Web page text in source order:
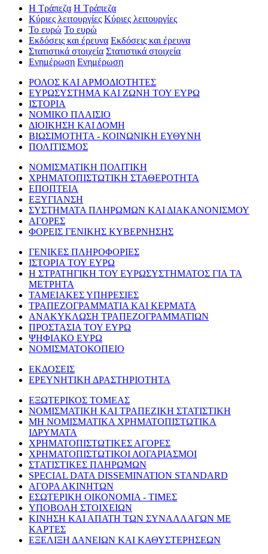
Η Τράπεζα Η Τράπεζα
Κύριες λειτουργίες Κύριες λειτουργίες
Το ευρώ Το ευρώ
Εκδόσεις και έρευνα Εκδόσεις και έρευνα
Στατιστικά στοιχεία Στατιστικά στοιχεία
Ενημέρωση Ενημέρωση
ΡΟΛΟΣ ΚΑΙ ΑΡΜΟΔΙΟΤΗΤΕΣ
ΕΥΡΩΣΥΣΤΗΜΑ ΚΑΙ ΖΩΝΗ ΤΟΥ ΕΥΡΩ
ΙΣΤΟΡΙΑ
ΝΟΜΙΚΟ ΠΛΑΙΣΙΟ
ΔΙΟΙΚΗΣΗ ΚΑΙ ΔΟΜΗ
ΒΙΩΣΙΜΟΤΗΤΑ - ΚΟΙΝΩΝΙΚΗ ΕΥΘΥΝΗ
ΠΟΛΙΤΙΣΜΟΣ
ΝΟΜΙΣΜΑΤΙΚΗ ΠΟΛΙΤΙΚΗ
ΧΡΗΜΑΤΟΠΙΣΤΩΤΙΚΗ ΣΤΑΘΕΡΟΤΗΤΑ
ΕΠΟΠΤΕΙΑ
ΕΞΥΓΙΑΝΣΗ
ΣΥΣΤΗΜΑΤΑ ΠΛΗΡΩΜΩΝ ΚΑΙ ΔΙΑΚΑΝΟΝΙΣΜΟΥ
ΑΓΟΡΕΣ
ΦΟΡΕΙΣ ΓΕΝΙΚΗΣ ΚΥΒΕΡΝΗΣΗΣ
ΓΕΝΙΚΕΣ ΠΛΗΡΟΦΟΡΙΕΣ
ΙΣΤΟΡΙΑ ΤΟΥ ΕΥΡΩ
Η ΣΤΡΑΤΗΓΙΚΗ ΤΟΥ ΕΥΡΩΣΥΣΤΗΜΑΤΟΣ ΓΙΑ ΤΑ
ΜΕΤΡΗΤΑ
ΤΑΜΕΙΑΚΕΣ ΥΠΗΡΕΣΙΕΣ
ΤΡΑΠΕΖΟΓΡΑΜΜΑΤΙΑ ΚΑΙ ΚΕΡΜΑΤΑ
ΑΝΑΚΥΚΛΩΣΗ ΤΡΑΠΕΖΟΓΡΑΜΜΑΤΙΩΝ
ΠΡΟΣΤΑΣΙΑ ΤΟΥ ΕΥΡΩ
ΨΗΦΙΑΚΟ ΕΥΡΩ
ΝΟΜΙΣΜΑΤΟΚΟΠΕΙΟ
ΕΚΔΟΣΕΙΣ
ΕΡΕΥΝΗΤΙΚΗ ΔΡΑΣΤΗΡΙΟΤΗΤΑ
ΕΞΩΤΕΡΙΚΟΣ ΤΟΜΕΑΣ
ΝΟΜΙΣΜΑΤΙΚΗ ΚΑΙ ΤΡΑΠΕΖΙΚΗ ΣΤΑΤΙΣΤΙΚΗ
ΜΗ ΝΟΜΙΣΜΑΤΙΚΑ ΧΡΗΜΑΤΟΠΙΣΤΩΤΙΚΑ
ΙΔΡΥΜΑΤΑ
ΧΡΗΜΑΤΟΠΙΣΤΩΤΙΚΕΣ ΑΓΟΡΕΣ
ΧΡΗΜΑΤΟΠΙΣΤΩΤΙΚΟΙ ΛΟΓΑΡΙΑΣΜΟΙ
ΣΤΑΤΙΣΤΙΚΕΣ ΠΛΗΡΩΜΩΝ
SPECIAL DATA DISSEMINATION STANDARD
ΑΓΟΡΑ ΑΚΙΝΗΤΩΝ
ΕΣΩΤΕΡΙΚΗ ΟΙΚΟΝΟΜΙΑ - ΤΙΜΕΣ
ΥΠΟΒΟΛΗ ΣΤΟΙΧΕΙΩΝ
ΚΙΝΗΣΗ ΚΑΙ ΑΠΑΤΗ ΤΩΝ ΣΥΝΑΛΛΑΓΩΝ ΜΕ
ΚΑΡΤΕΣ
ΕΞΕΛΙΞΗ ΔΑΝΕΙΩΝ ΚΑΙ ΚΑΘΥΣΤΕΡΗΣΕΩΝ